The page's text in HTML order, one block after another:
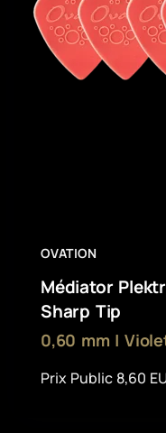
OVATION
Médiator
Sharp Tip
0,60 mm |
Prix Public 8,60